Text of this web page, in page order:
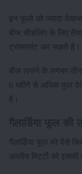
इन फूलो को ज्यादा
बीज सीडलिंग के लिए
ट्रांसप्लांट कर सकते है।
बीज लगाने के लगभग
6 महीने से अधिक फूल
है।
गैलार्डिया फूल को वैसे
अम्लीय मिट्टी को